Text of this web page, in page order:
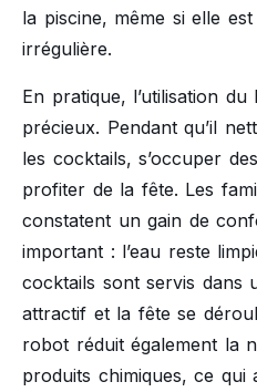
la piscine, même si elle
irrégulière.
En pratique, l’utilisation
précieux. Pendant qu’il
les cocktails, s’occuper
profiter de la fête. Les
constatent un gain de
important : l’eau reste
cocktails sont servis dans
attractif et la fête se
robot réduit également la
produits chimiques, ce qui